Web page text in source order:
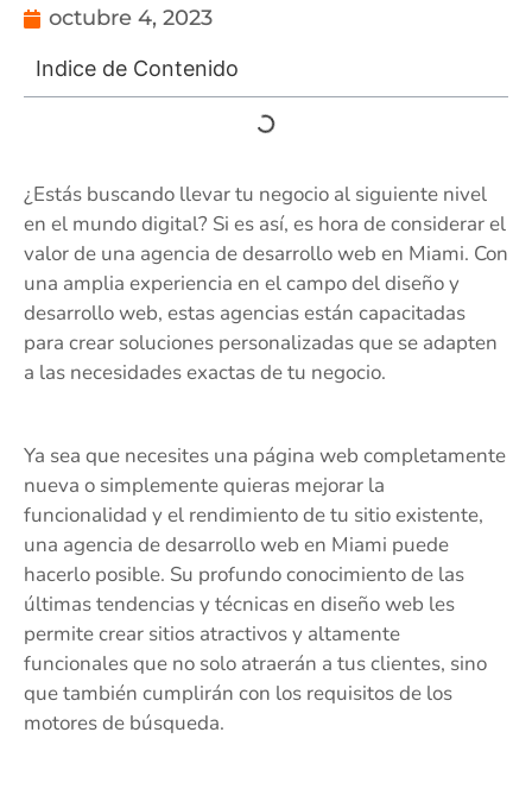
octubre 4, 2023
Indice de Contenido
¿Estás buscando llevar tu negocio al siguiente nivel
en el mundo digital? Si es así, es hora de considerar el
valor de una agencia de desarrollo web en Miami. Con
una amplia experiencia en el campo del diseño y
desarrollo web, estas agencias están capacitadas
para crear soluciones personalizadas que se adapten
a las necesidades exactas de tu negocio.
Ya sea que necesites una página web completamente
nueva o simplemente quieras mejorar la
funcionalidad y el rendimiento de tu sitio existente,
una agencia de desarrollo web en Miami puede
hacerlo posible. Su profundo conocimiento de las
últimas tendencias y técnicas en diseño web les
permite crear sitios atractivos y altamente
funcionales que no solo atraerán a tus clientes, sino
que también cumplirán con los requisitos de los
motores de búsqueda.